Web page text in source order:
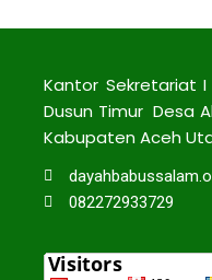
Kantor Sekretariat
Dusun Timur Desa
Kabupaten Aceh
082272933729